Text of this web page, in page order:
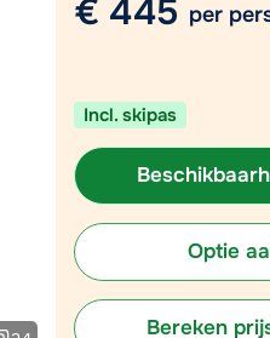
Plan een terugbelverzoek
Chat met
Bel ons via 03 3037838
€ 445 per
Incl. skipas
Optie
Bereken